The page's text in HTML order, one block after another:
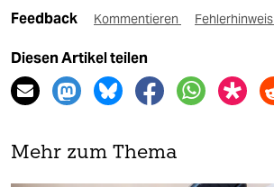
Feedback Kommentieren Fehlerhinweis
Diesen Artikel teilen
Mehr zum Thema